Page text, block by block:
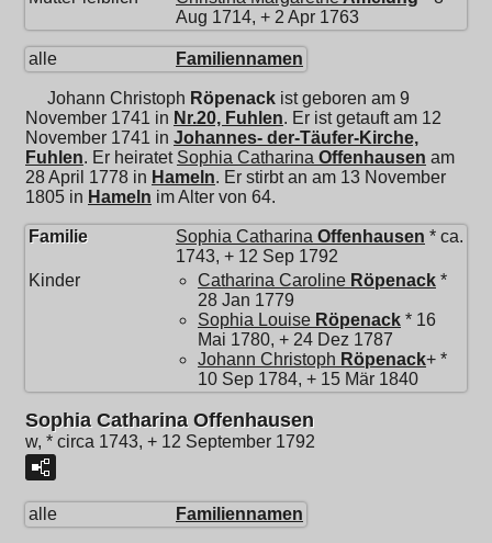
Aug 1714, + 2 Apr 1763
alle Familiennamen
Johann Christoph Röpenack ist geboren am 9
November 1741 in Nr.20, Fuhlen. Er ist getauft am 12
November 1741 in Johannes- der-Täufer-Kirche,
Fuhlen. Er heiratet Sophia Catharina Offenhausen am
28 April 1778 in Hameln. Er stirbt an am 13 November
1805 in Hameln im Alter von 64.
Familie Sophia Catharina Offenhausen * ca.
1743, + 12 Sep 1792
Kinder
Catharina Caroline Röpenack *
28 Jan 1779
Sophia Louise Röpenack * 16
Mai 1780, + 24 Dez 1787
Johann Christoph Röpenack+ *
10 Sep 1784, + 15 Mär 1840
Sophia Catharina Offenhausen
w, * circa 1743, + 12 September 1792
alle Familiennamen